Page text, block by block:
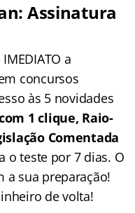
Assinatura
a
concursos
às 5 novidades
1 clique, Raio-
Comentada
o teste por 7 dias. O
a sua preparação!
de volta!